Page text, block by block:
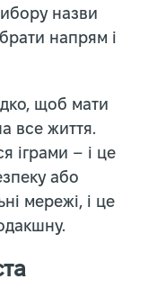
назви
напрям і
щоб мати
все життя.
іграми – і це
або
мережі, і це